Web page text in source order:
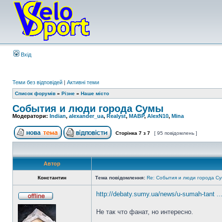
Вхід
Теми без відповідей | Активні теми
Список форумів » Різне » Наше місто
События и люди города Сумы
Модератори: Indian, alexander_ua, Realyst, MABP, AlexN10, Mina
Сторінка 7 з 7 [ 95 повідомлень ]
Автор
Константин Тема повідомлення: Re: События и люди города
http://debaty.sumy.ua/news/u-sumah-tant
Не так что фанат, но интересно.